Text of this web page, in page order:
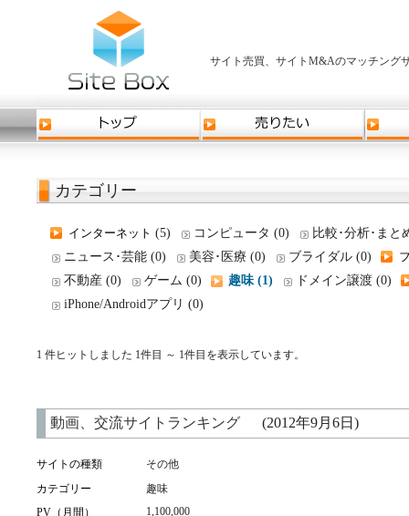
サイト売買、サイトM&Aのマッチング
カテゴリー
インターネット (5) コンピュータ (0)
比較･分析･まと
ニュース･芸能 (0)
美容･医療 (0) ブライダル (0)
不動産 (0)
ゲーム (0) 趣味 (1)
ドメイン譲渡 (0)
iPhone/Androidアプリ (0)
1 件ヒットしました 1件目 ～ 1件目を表示しています。
動画、交流サイトランキング (2012年9月6日)
サイトの種類
その他
カテゴリー
趣味
PV（月間）
1,100,000